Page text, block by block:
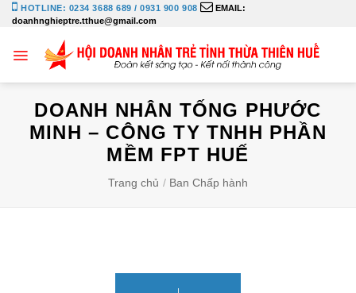
Bỏ
qua
dung
HOTLINE: 0234 3688 689 / 0931 900 908
EMAIL:
doanhnghieptre.tthue@gmail.com
DOANH NHÂN TỐNG PHƯỚC
MINH – CÔNG TY TNHH PHẦN
MỀM FPT HUẾ
Trang chủ / Ban Chấp hành